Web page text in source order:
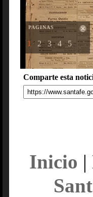
PAGINAS
1 2 3 4 5
Comparte esta
Inicio |